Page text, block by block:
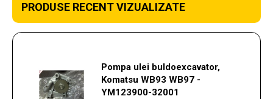
PRODUSE RECENT VIZUALIZATE
Pompa ulei buldoexcavator,
Komatsu WB93 WB97 -
YM123900-32001